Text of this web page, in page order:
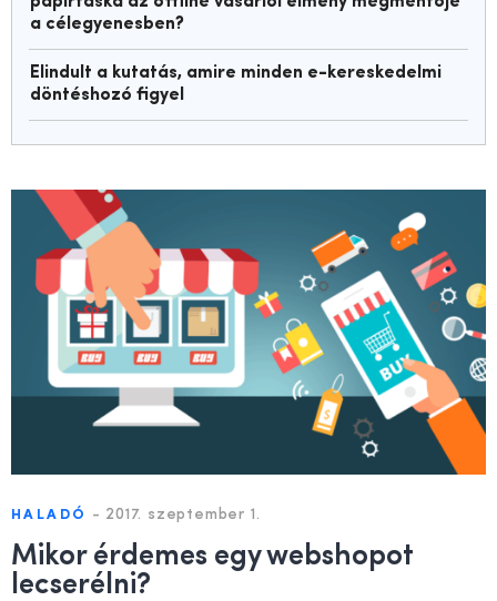
a célegyenesben?
Elindult a kutatás, amire minden e-kereskedelmi
döntéshozó figyel
HALADÓ - 2017. szeptember 1.
Mikor érdemes egy webshopot
lecserélni?